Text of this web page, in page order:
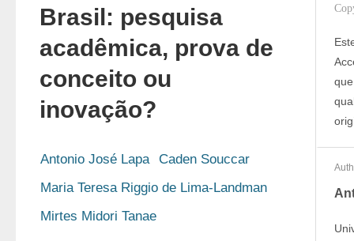
Brasil: pesquisa
acadêmica, prova de
conceito ou
inovação?
Antonio José Lapa
Caden Souccar
Maria Teresa Riggio de Lima-Landman
Mirtes Midori Tanae